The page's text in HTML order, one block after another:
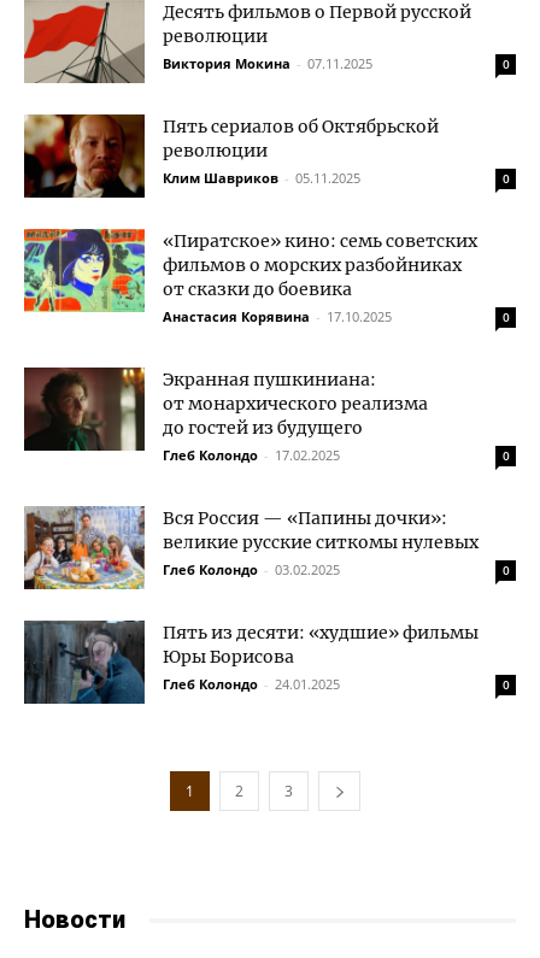
Десять фильмов о Первой русской
революции
Виктория Мокина - 07.11.2025 0
Пять сериалов об Октябрьской
революции
Клим Шавриков - 05.11.2025 0
«Пиратское» кино: семь советских
фильмов о морских разбойниках
от сказки до боевика
Анастасия Корявина - 17.10.2025 0
Экранная пушкиниана:
от монархического реализма
до гостей из будущего
Глеб Колондо - 17.02.2025 0
Вся Россия — «Папины дочки»:
великие русские ситкомы нулевых
Глеб Колондо - 03.02.2025 0
Пять из десяти: «худшие» фильмы
Юры Борисова
Глеб Колондо - 24.01.2025 0
1 2 3
Новости